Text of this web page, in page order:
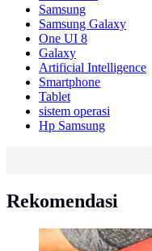
Samsung
Samsung Galaxy
One UI 8
Galaxy
Artificial Intelligence
Smartphone
Tablet
sistem operasi
Hp Samsung
Rekomendasi